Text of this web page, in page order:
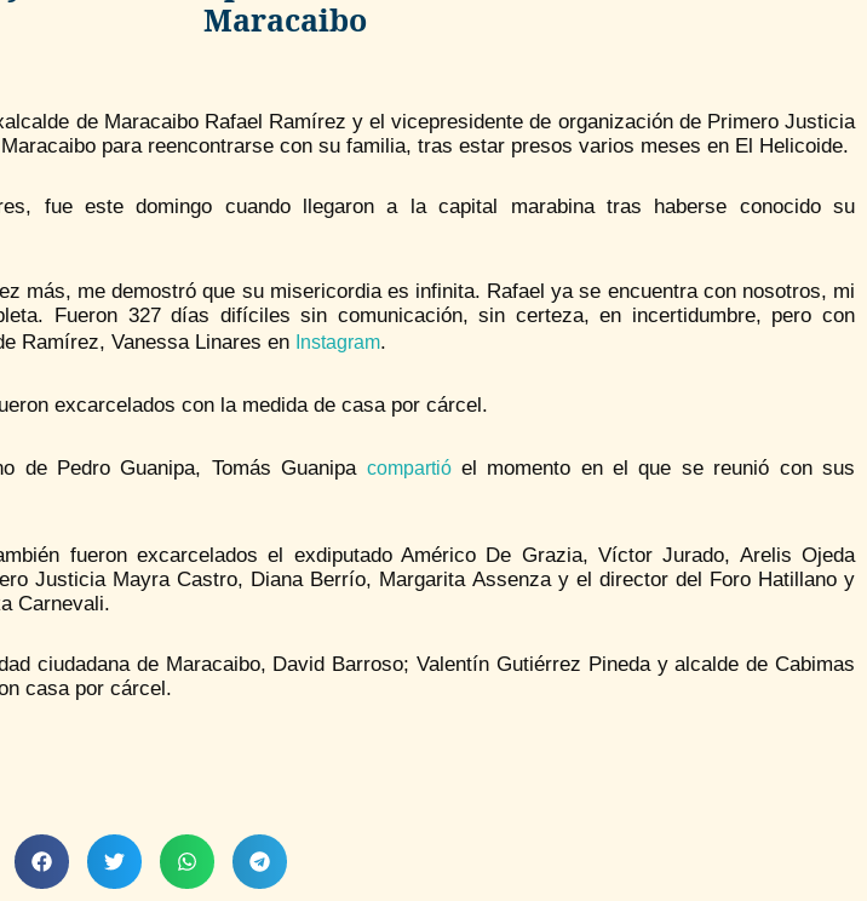
Maracaibo
de Maracaibo Rafael Ramírez y el vicepresidente de organización de Primero Justicia
para reencontrarse con su familia, tras estar presos varios meses en El Helicoide.
fue este domingo cuando llegaron a la capital marabina tras haberse conocido su
más, me demostró que su misericordia es infinita. Rafael ya se encuentra con nosotros, mi
Fueron 327 días difíciles sin comunicación, sin certeza, en incertidumbre, pero con
Ramírez, Vanessa Linares en Instagram.
excarcelados con la medida de casa por cárcel.
de Pedro Guanipa, Tomás Guanipa compartióel momento en el que se reunió con sus
fueron excarcelados el exdiputado Américo De Grazia, Víctor Jurado, Arelis Ojeda
Justicia Mayra Castro, Diana Berrío, Margarita Assenza y el director del Foro Hatillano y
Carnevali.
ciudadana de Maracaibo, David Barroso; Valentín Gutiérrez Pineda y alcalde de Cabimas
casa por cárcel.